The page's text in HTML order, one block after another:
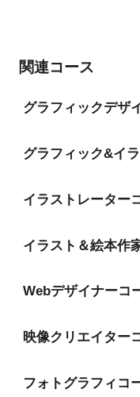
関連コース
グラフィックデザ
グラフィック&イ
イラストレーター
イラスト＆絵本作
Webデザイナーコ
映像クリエイター
フォトグラフィコ